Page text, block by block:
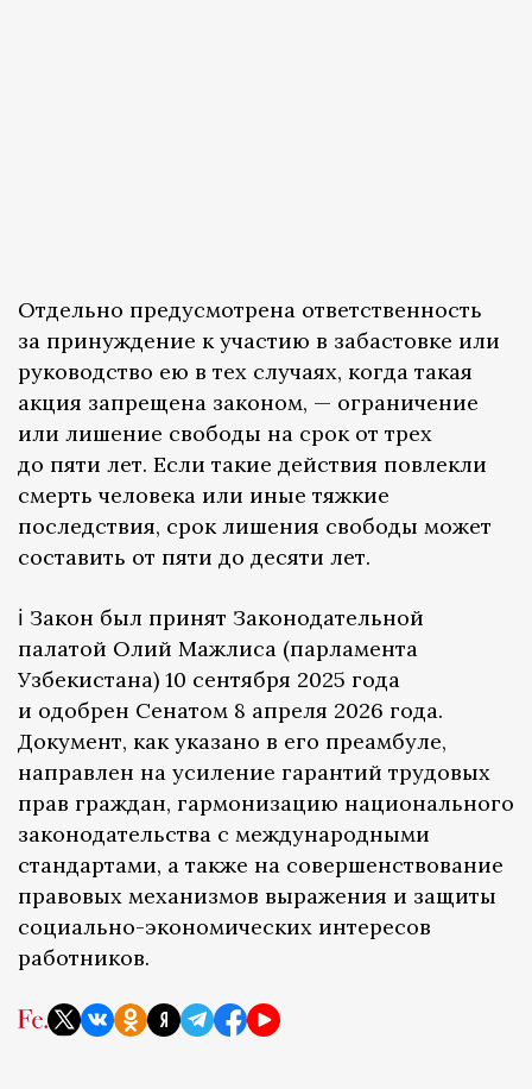
Отдельно предусмотрена ответственность
за принуждение к участию в забастовке или
руководство ею в тех случаях, когда такая
акция запрещена законом, — ограничение
или лишение свободы на срок от трех
до пяти лет. Если такие действия повлекли
смерть человека или иные тяжкие
последствия, срок лишения свободы может
составить от пяти до десяти лет.
ℹ️ Закон был принят Законодательной
палатой Олий Мажлиса (парламента
Узбекистана) 10 сентября 2025 года
и одобрен Сенатом 8 апреля 2026 года.
Документ, как указано в его преамбуле,
направлен на усиление гарантий трудовых
прав граждан, гармонизацию национального
законодательства с международными
стандартами, а также на совершенствование
правовых механизмов выражения и защиты
социально-экономических интересов
работников.